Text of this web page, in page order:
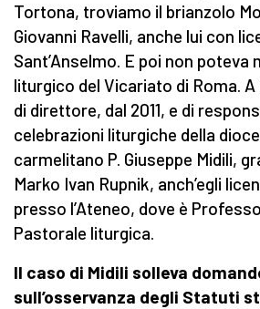
Tortona, troviamo il brianzolo
Giovanni Ravelli, anche lui con
Sant’Anselmo. E poi non poteva
liturgico del Vicariato di Roma.
di direttore, dal 2011, e di
celebrazioni liturgiche della
carmelitano P. Giuseppe Midili,
Marko Ivan Rupnik, anch’egli
presso l’Ateneo, dove è
Pastorale liturgica.
Il caso di Midili solleva
sull’osservanza degli Statuti